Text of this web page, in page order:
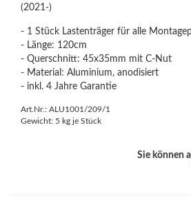
(2021-)
- 1 Stück Lastenträger für alle
- Länge: 120cm
- Querschnitt: 45x35mm mit C-Nut
- Material: Aluminium, anodisiert
- inkl. 4 Jahre Garantie
Art.Nr.: ALU1001/209/1
Gewicht: 5 kg je Stück
Sie können